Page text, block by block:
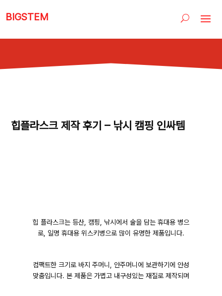
BIGSTEM
힙플라스크 제작 후기 – 낚시 캠핑 인싸템
힙 플라스크는 등산, 캠핑, 낚시에서 술을 담는 휴대용 병으
로, 일명 휴대용 위스키병으로 많이 유명한 제품입니다.
컴팩트한 크기로 바지 주머니, 안주머니에 보관하기에 안성
맞춤입니다. 본 제품은 가볍고 내구성있는 재질로 제작되며